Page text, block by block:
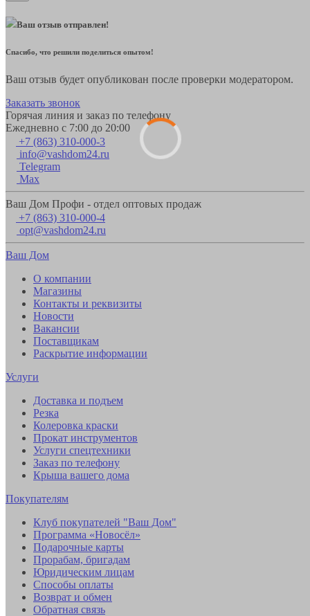
Ваш отзыв отправлен!
Спасибо, что решили поделиться опытом!
Ваш отзыв будет опубликован после проверки модератором.
Заказать звонок
Горячая линия и заказ по телефону
Ежедневно с 7:00 до 20:00
+7 (863) 310-000-3
info@vashdom24.ru
Telegram
Max
Ваш Дом Профи - отдел оптовых продаж
+7 (863) 310-000-4
opt@vashdom24.ru
Ваш Дом
О компании
Магазины
Контакты и реквизиты
Новости
Вакансии
Поставщикам
Раскрытие информации
Услуги
Доставка и подъем
Резка
Колеровка краски
Прокат инструментов
Услуги спецтехники
Заказ по телефону
Крыша вашего дома
Покупателям
Клуб покупателей "Ваш Дом"
Программа «Новосёл»
Подарочные карты
Прорабам, бригадам
Юридическим лицам
Способы оплаты
Возврат и обмен
Обратная связь